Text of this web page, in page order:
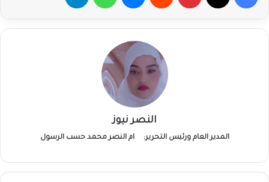
النصر نيوز
المدير العام ورئيس التحرير: ام النصر محمد حسب الرسول